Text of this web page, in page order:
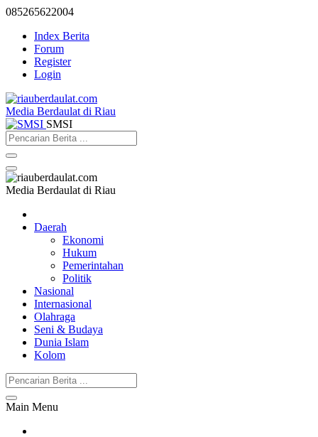
085265622004
Index Berita
Forum
Register
Login
Media Berdaulat di Riau
SMSI
Media Berdaulat di Riau
Daerah
Ekonomi
Hukum
Pemerintahan
Politik
Nasional
Internasional
Olahraga
Seni & Budaya
Dunia Islam
Kolom
Main Menu